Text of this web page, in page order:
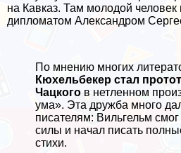
на Кавказ. Там молодой человек
дипломатом Александром
По мнению многих
Кюхельбекер стал
Чацкого в нетленном
ума». Эта дружба много
писателям: Вильгельм
силы и начал писать
стихи.